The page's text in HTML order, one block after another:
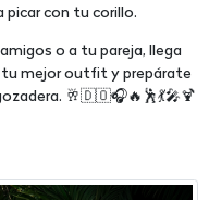
picar con tu corillo.
o a tu pareja, llega
tu mejor outfit y prepárate
🥂🇩🇴🎧🔥🕺💃🎤🍹